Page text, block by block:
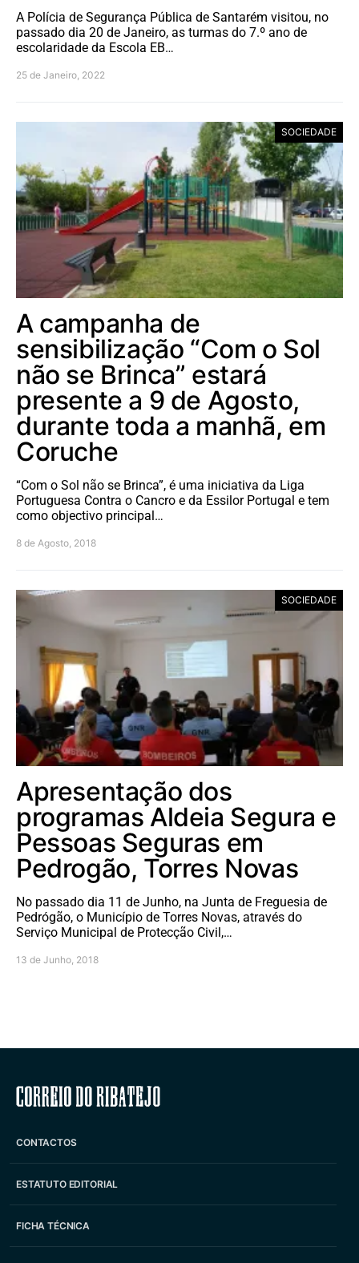
A Polícia de Segurança Pública de Santarém visitou, no
passado dia 20 de Janeiro, as turmas do 7.º ano de
escolaridade da Escola EB…
25 de Janeiro, 2022
SOCIEDADE
A campanha de
sensibilização “Com o Sol
não se Brinca” estará
presente a 9 de Agosto,
durante toda a manhã, em
Coruche
“Com o Sol não se Brinca”, é uma iniciativa da Liga
Portuguesa Contra o Cancro e da Essilor Portugal e tem
como objectivo principal…
8 de Agosto, 2018
SOCIEDADE
Apresentação dos
programas Aldeia Segura e
Pessoas Seguras em
Pedrogão, Torres Novas
No passado dia 11 de Junho, na Junta de Freguesia de
Pedrógão, o Município de Torres Novas, através do
Serviço Municipal de Protecção Civil,…
13 de Junho, 2018
Correio do Ribatejo
CONTACTOS
ESTATUTO EDITORIAL
FICHA TÉCNICA